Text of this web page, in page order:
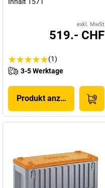
exkl. MwSt
519.- CHF
(1)
3-5 Werktage
Produkt anzeigen